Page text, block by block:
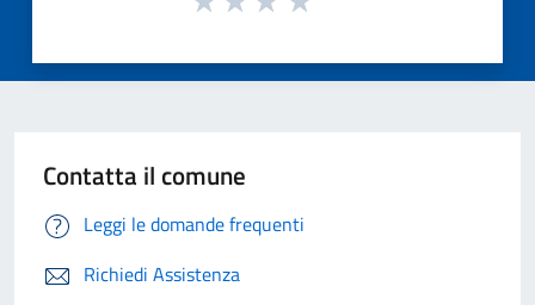
Contatta il comune
Leggi le domande frequenti
Richiedi Assistenza